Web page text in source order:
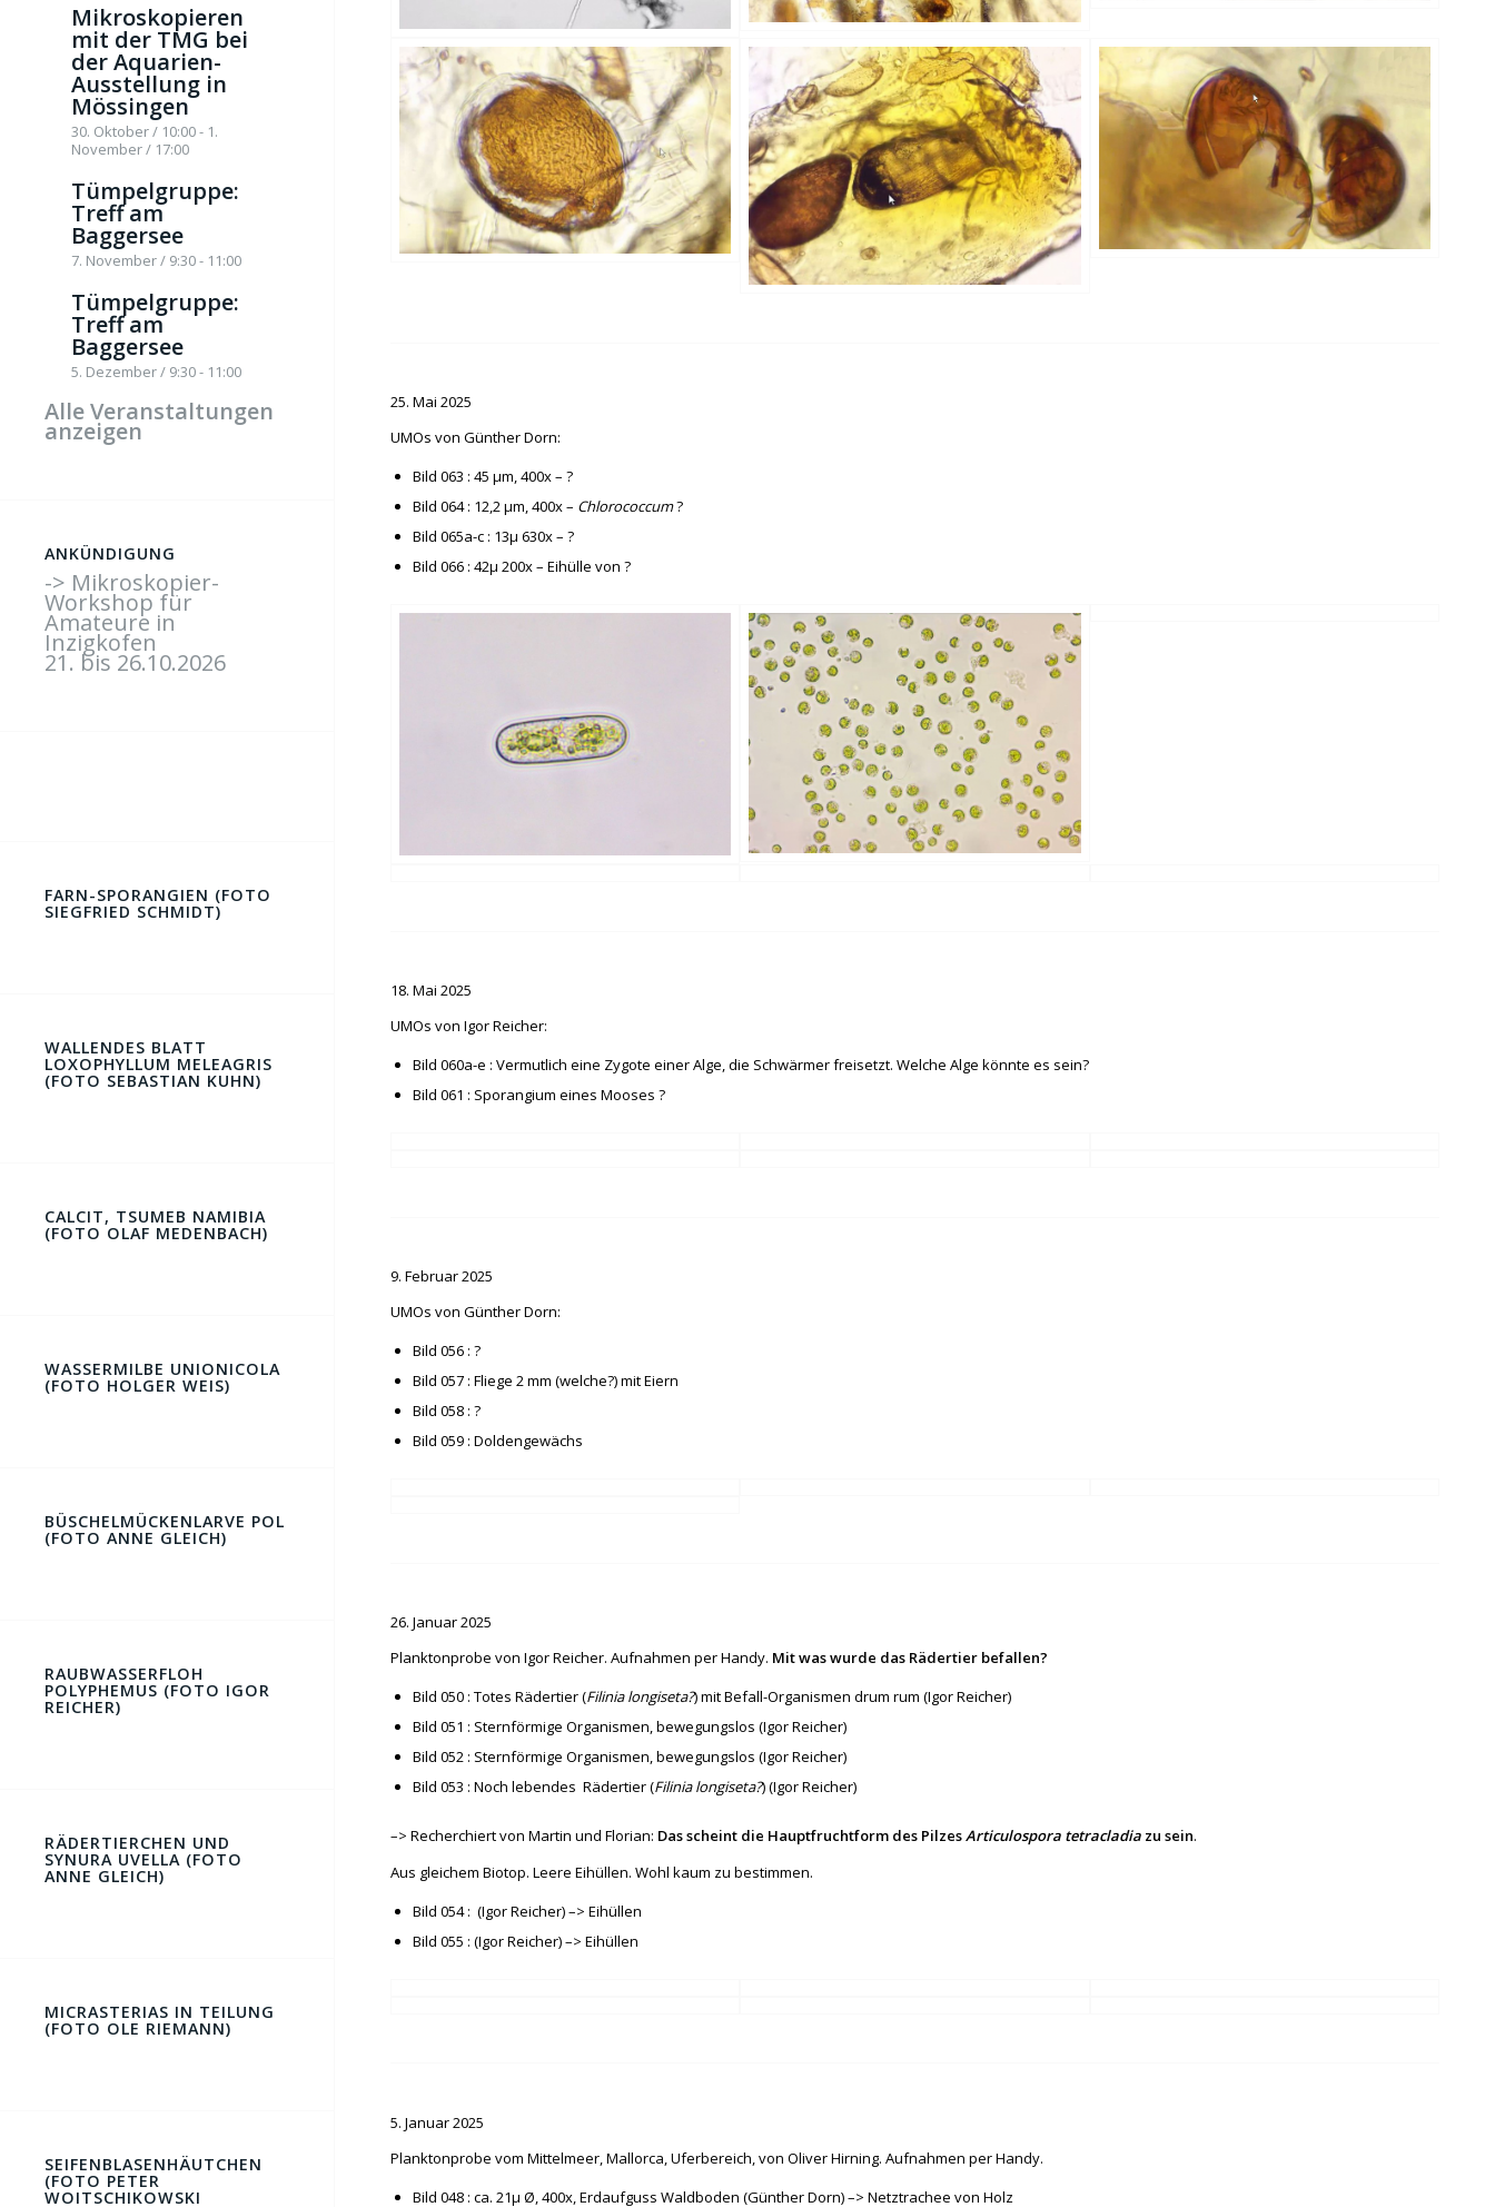
Mikroskopieren
mit der TMG bei
der Aquarien-
Ausstellung in
Mössingen
30. Oktober / 10:00- 1.
November / 17:00
Tümpelgruppe:
Treff am
Baggersee
7. November / 9:30- 11:00
Tümpelgruppe:
Treff am
Baggersee
5. Dezember / 9:30- 11:00
Alle Veranstaltungen
anzeigen
ANKÜNDIGUNG
-> Mikroskopier-
Workshop für
Amateure in
Inzigkofen
21. bis 26.10.2026
FARN-SPORANGIEN (FOTO
SIEGFRIED SCHMIDT)
WALLENDES BLATT
LOXOPHYLLUM MELEAGRIS
(FOTO SEBASTIAN KUHN)
CALCIT, TSUMEB NAMIBIA
(FOTO OLAF MEDENBACH)
WASSERMILBE UNIONICOLA
(FOTO HOLGER WEIS)
BÜSCHELMÜCKENLARVE POL
(FOTO ANNE GLEICH)
RAUBWASSERFLOH
POLYPHEMUS (FOTO IGOR
REICHER)
RÄDERTIERCHEN UND
SYNURA UVELLA (FOTO
ANNE GLEICH)
MICRASTERIAS IN TEILUNG
(FOTO OLE RIEMANN)
SEIFENBLASENHÄUTCHEN
(FOTO PETER
WOITSCHIKOWSKI
25. Mai 2025
UMOs von Günther Dorn:
Bild 063 : 45 μm, 400x – ?
Bild 064 : 12,2 μm, 400x – Chlorococcum?
Bild 065a-c : 13μ 630x – ?
Bild 066 : 42μ 200x – Eihülle von ?
18. Mai 2025
UMOs von Igor Reicher:
Bild 060a-e : Vermutlich eine Zygote einer Alge, die Schwärmer freisetzt. Welche Alge könnte es sein?
Bild 061 : Sporangium eines Mooses ?
9. Februar 2025
UMOs von Günther Dorn:
Bild 056 : ?
Bild 057 : Fliege 2 mm (welche?) mit Eiern
Bild 058 : ?
Bild 059 : Doldengewächs
26. Januar 2025
Planktonprobe von Igor Reicher. Aufnahmen per Handy. Mit was wurde das Rädertier befallen?
Bild 050 : Totes Rädertier (Filinia longiseta?) mit Befall-Organismen drum rum (Igor Reicher)
Bild 051 : Sternförmige Organismen, bewegungslos (Igor Reicher)
Bild 052 : Sternförmige Organismen, bewegungslos (Igor Reicher)
Bild 053 : Noch lebendes Rädertier (Filinia longiseta?) (Igor Reicher)
–> Recherchiert von Martin und Florian: Das scheint die Hauptfruchtform des PilzesArticulospora tetracladia zu sein.
Aus gleichem Biotop. Leere Eihüllen. Wohl kaum zu bestimmen.
Bild 054 : (Igor Reicher) –> Eihüllen
Bild 055 : (Igor Reicher) –> Eihüllen
5. Januar 2025
Planktonprobe vom Mittelmeer, Mallorca, Uferbereich, von Oliver Hirning. Aufnahmen per Handy.
Bild 048 : ca. 21μ Ø, 400x, Erdaufguss Waldboden (Günther Dorn) –> Netztrachee von Holz